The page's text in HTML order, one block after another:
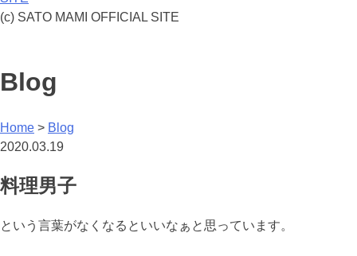
(c) SATO MAMI OFFICIAL SITE
Blog
Home > Blog
2020.03.19
料理男子
という言葉がなくなるといいなぁと思っています。